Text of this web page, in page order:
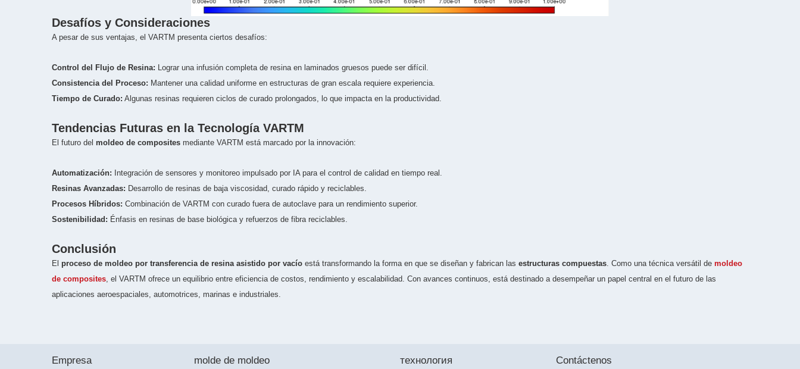
Desafíos y Consideraciones
A pesar de sus ventajas, el VARTM presenta ciertos desafíos:
Control del Flujo de Resina: Lograr una infusión completa de resina en laminados gruesos puede ser difícil.
Consistencia del Proceso: Mantener una calidad uniforme en estructuras de gran escala requiere experiencia.
Tiempo de Curado: Algunas resinas requieren ciclos de curado prolongados, lo que impacta en la productividad.
Tendencias Futuras en la Tecnología VARTM
El futuro del moldeo de composites mediante VARTM está marcado por la innovación:
Automatización: Integración de sensores y monitoreo impulsado por IA para el control de calidad en tiempo real.
Resinas Avanzadas: Desarrollo de resinas de baja viscosidad, curado rápido y reciclables.
Procesos Híbridos: Combinación de VARTM con curado fuera de autoclave para un rendimiento superior.
Sostenibilidad: Énfasis en resinas de base biológica y refuerzos de fibra reciclables.
Conclusión
El proceso de moldeo por transferencia de resina asistido por vacío está transformando la forma en que se diseñan y fabrican las estructuras compuestas. Como una técnica versátil de moldeo
de composites, el VARTM ofrece un equilibrio entre eficiencia de costos, rendimiento y escalabilidad. Con avances continuos, está destinado a desempeñar un papel central en el futuro de las
aplicaciones aeroespaciales, automotrices, marinas e industriales.
Empresa molde de moldeo технология Contáctenos